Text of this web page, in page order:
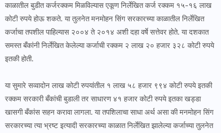
काळातील बुडीत कर्जरक्कम मिळविल्यास एकूण निर्लेखित कर्ज रक्कम १५-१६ लाख
कोटी रुपये होऊ शकते. या तुलनेत मनमोहन सिंग सरकारच्या काळातील निर्लेखित
कर्जाचा तपशील पाहिल्यास २००४ ते २०१४ अशी दहा वर्षे सत्तेवर होते. या दशकात
समस्त बँकांनी निर्लेखित केलेल्या कर्जाची रक्कम २ लाख २० हजार ३२८ कोटी रुपये
इतकी होती.
या सुमारे सव्वादोन लाख कोटी रुपयांतील १ लाख ५८ हजार ९९४ कोटी रुपये इतकी
रक्कम सरकारी बँकांची बुडाली तर साधारण ४१ हजार कोटी रुपये इतका खड्डा
खासगी बँकांस सहन करावा लागला. या तपशिलाचा साधा अर्थ असा की मनमोहन सिंग
सरकारच्या त्या भ्रष्ट इत्यादी सरकारच्या काळात निर्लेखित झालेल्या कर्जाच्या तुलनेत